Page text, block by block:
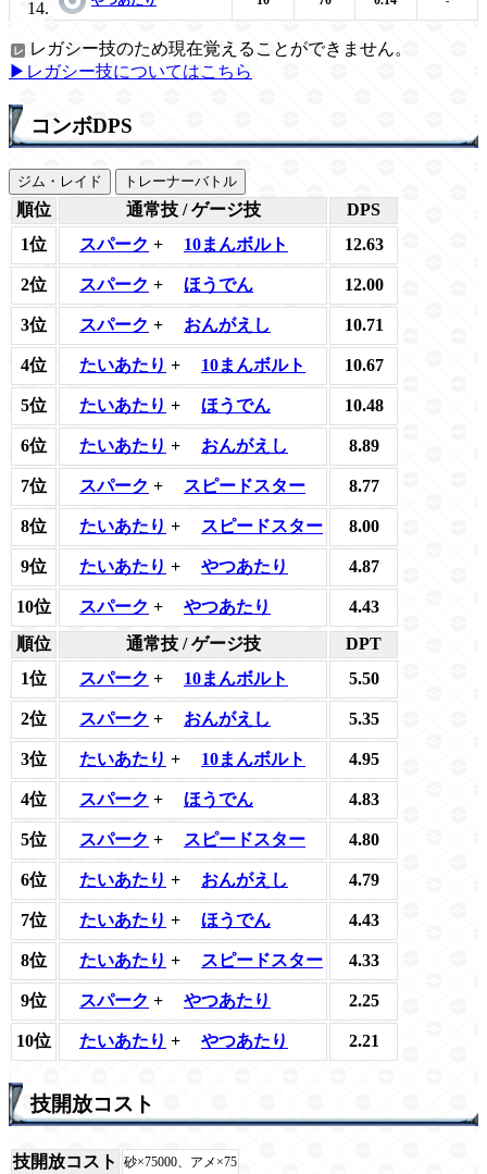
レガシー技のため現在覚えることができません。
▶レガシー技についてはこちら
コンボDPS
ジム・レイド トレーナーバトル
順位 通常技 / ゲージ技
DPS
1位
スパーク + 10まんボルト 12.63
2位 スパーク + ほうでん 12.00
3位 スパーク + おんがえし 10.71
4位 たいあたり + 10まんボルト 10.67
5位 たいあたり + ほうでん 10.48
6位 たいあたり + おんがえし 8.89
7位 スパーク + スピードスター 8.77
8位 たいあたり + スピードスター 8.00
9位 たいあたり + やつあたり 4.87
10位 スパーク + やつあたり
4.43
順位
通常技 / ゲージ技
DPT
1位
スパーク + 10まんボルト 5.50
2位 スパーク + おんがえし 5.35
3位 たいあたり + 10まんボルト 4.95
4位 スパーク + ほうでん 4.83
5位 スパーク + スピードスター 4.80
6位 たいあたり + おんがえし 4.79
7位 たいあたり + ほうでん 4.43
8位 たいあたり + スピードスター 4.33
9位 スパーク + やつあたり 2.25
10位 たいあたり + やつあたり 2.21
技開放コスト
技開放コスト 砂×75000、アメ×75